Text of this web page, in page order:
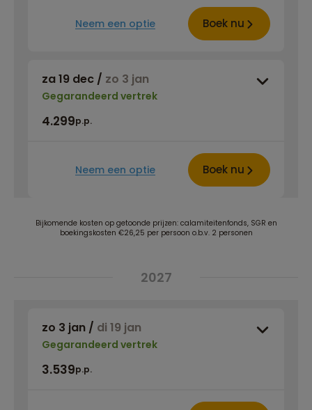
Neem een optie Boek nu
za 19 dec / zo 3 jan
Gegarandeerd vertrek
4.299p.p.
Neem een optie Boek nu
Bijkomende kosten op getoonde prijzen: calamiteitenfonds, SGR en
boekingskosten €26,25 per persoon o.b.v. 2 personen
2027
zo 3 jan / di 19 jan
Gegarandeerd vertrek
3.539p.p.